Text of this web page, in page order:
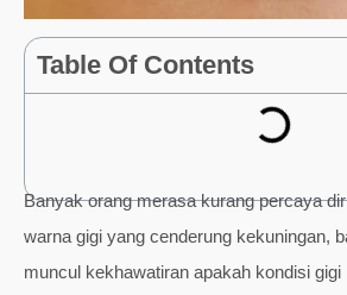
Table Of Contents
Banyak orang merasa kurang percaya
warna gigi yang cenderung kekuningan,
muncul kekhawatiran apakah kondisi